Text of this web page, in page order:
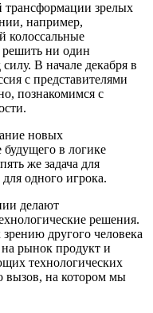
трансформации зрелых
например,
колоссальные
решить ни один
В начале декабря в
с представителями
познакомимся с
новых
в логике
же задача для
одного игрока.
делают
решения.
другого человека
на рынок продукт и
технологических
вызов, на котором мы